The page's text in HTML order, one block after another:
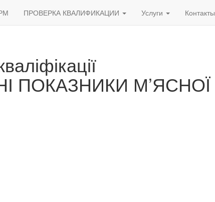
ПРОВЕРКА КВАЛИФИКАЦИИ Услуги Контакты
ПОКАЗНИКИ М’ЯСНОЇ